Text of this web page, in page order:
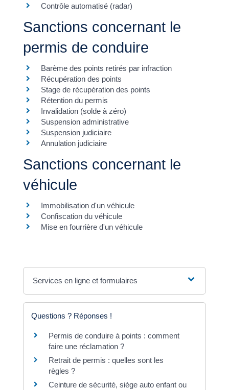
Contrôle automatisé (radar)
Sanctions concernant le
permis de conduire
Barème des points retirés par infraction
Récupération des points
Stage de récupération des points
Rétention du permis
Invalidation (solde à zéro)
Suspension administrative
Suspension judiciaire
Annulation judiciaire
Sanctions concernant le
véhicule
Immobilisation d'un véhicule
Confiscation du véhicule
Mise en fourrière d'un véhicule
Services en ligne et formulaires
Questions ? Réponses !
Permis de conduire à points : comment
faire une réclamation ?
Retrait de permis : quelles sont les
règles ?
Ceinture de sécurité, siège auto enfant ou